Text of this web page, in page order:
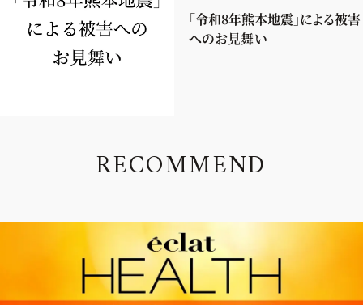
「令和8年熊本地震」による被害
へのお見舞い
RECOMMEND